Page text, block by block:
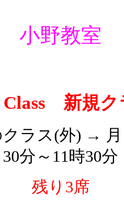
小野教室
Class 新規ク
ラス(外) →
30分～11時30分
残り3席